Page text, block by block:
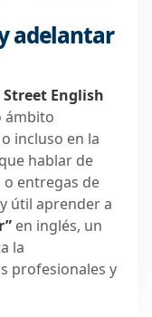
adelantar
English
ámbito
incluso en la
hablar de
entregas de
útil aprender a
en inglés, un
la
profesionales y